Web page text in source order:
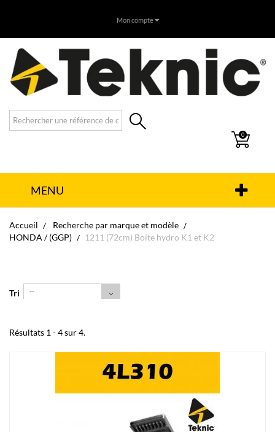
Mon compte
0
MENU
Accueil
Recherche par marque et modèle
HONDA / (GGP)
1211 (72cm) Boite hydro K1 et K2
Tri --
Résultats 1 - 4 sur 4.